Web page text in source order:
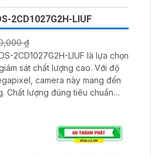
2CD1027G2H-LIUF
₫
2CD1027G2H-LIUF là lựa chọn
sát chất lượng cao. Với độ
camera này mang đến
tiết nào